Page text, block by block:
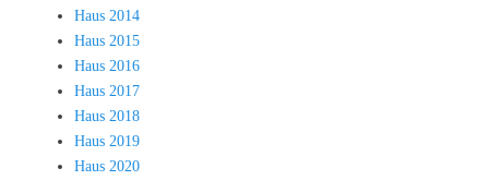
Haus 2014
Haus 2015
Haus 2016
Haus 2017
Haus 2018
Haus 2019
Haus 2020